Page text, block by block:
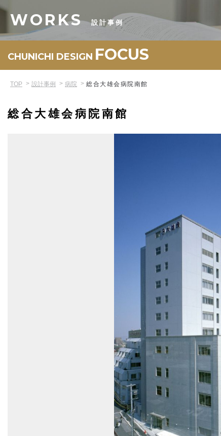
WORKS 設計事例
CHUNICHI DESIGN FOCUS
TOP 設計事例 病院 総合大雄会病院南館
総合大雄会病院南館